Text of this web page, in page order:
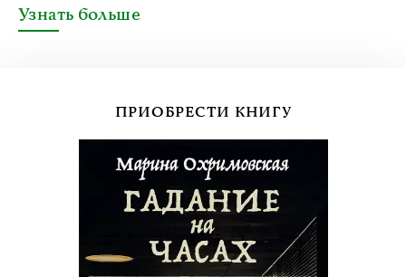
Узнать больше
ПРИОБРЕСТИ КНИГУ